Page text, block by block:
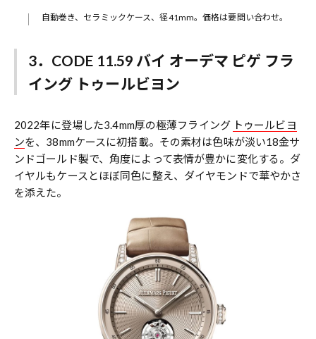
自動巻き、セラミックケース、径41mm。価格は要問い合わせ。
3．CODE 11.59 バイ オーデマ ピゲ フラ
イング トゥールビヨン
2022年に登場した3.4mm厚の極薄フライング トゥールビヨ
ンを、38mmケースに初搭載。その素材は色味が淡い18金サ
ンドゴールド製で、角度によって表情が豊かに変化する。ダ
イヤルもケースとほぼ同色に整え、ダイヤモンドで華やかさ
を添えた。